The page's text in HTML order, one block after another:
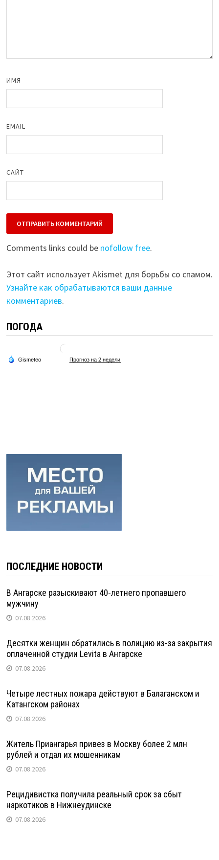
ИМЯ
EMAIL
САЙТ
Comments links could be nofollow free.
Этот сайт использует Akismet для борьбы со спамом.
Узнайте как обрабатываются ваши данные
комментариев.
ПОГОДА
ПОСЛЕДНИЕ НОВОСТИ
В Ангарске разыскивают 40-летнего пропавшего
мужчину
07.08.2026
Десятки женщин обратились в полицию из-за закрытия
оплаченной студии Levita в Ангарске
07.08.2026
Четыре лестных пожара действуют в Балаганском и
Катангском районах
07.08.2026
Житель Приангарья привез в Москву более 2 млн
рублей и отдал их мошенникам
07.08.2026
Рецидивистка получила реальный срок за сбыт
наркотиков в Нижнеудинске
07.08.2026